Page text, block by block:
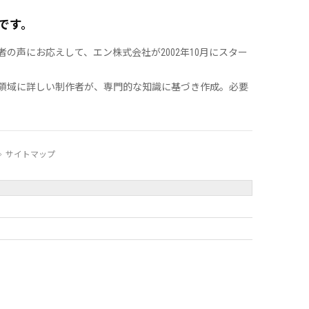
。
声にお応えして、エン株式会社が2002年10月にスター
に詳しい制作者が、専門的な知識に基づき作成。必要
サイトマップ